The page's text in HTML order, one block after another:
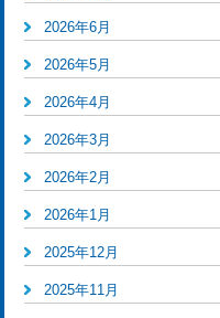
2026年6月
2026年5月
2026年4月
2026年3月
2026年2月
2026年1月
2025年12月
2025年11月